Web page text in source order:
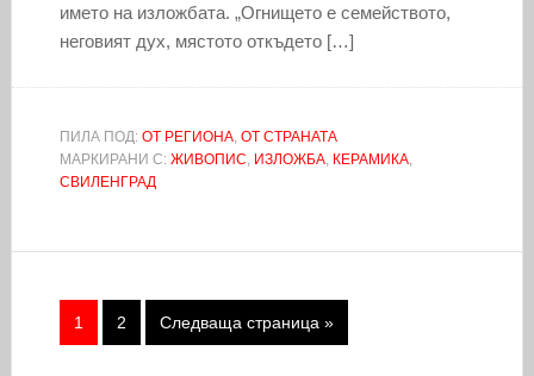
името на изложбата. „Огнището е семейството,
неговият дух, мястото откъдето […]
ПИЛА ПОД: ОТ РЕГИОНА, ОТ СТРАНАТА
МАРКИРАНИ С: ЖИВОПИС, ИЗЛОЖБА, КЕРАМИКА,
СВИЛЕНГРАД
1 2 Следваща страница »